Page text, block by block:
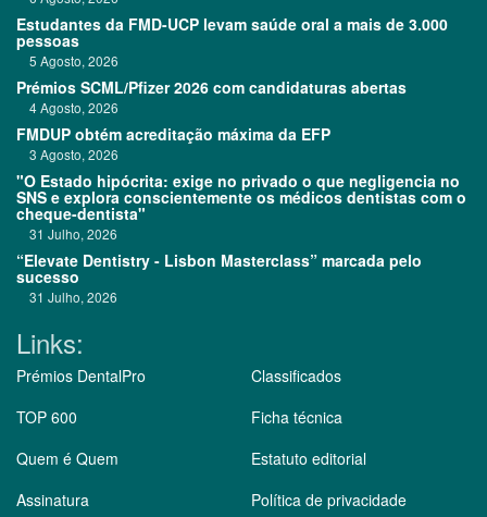
Estudantes da FMD-UCP levam saúde oral a mais de 3.000
pessoas
5 Agosto, 2026
Prémios SCML/Pfizer 2026 com candidaturas abertas
4 Agosto, 2026
FMDUP obtém acreditação máxima da EFP
3 Agosto, 2026
"O Estado hipócrita: exige no privado o que negligencia no
SNS e explora conscientemente os médicos dentistas com o
cheque-dentista"
31 Julho, 2026
“Elevate Dentistry - Lisbon Masterclass” marcada pelo
sucesso
31 Julho, 2026
Links:
Prémios DentalPro
TOP 600
Quem é Quem
Assinatura
Classificados
Ficha técnica
Estatuto editorial
Política de privacidade